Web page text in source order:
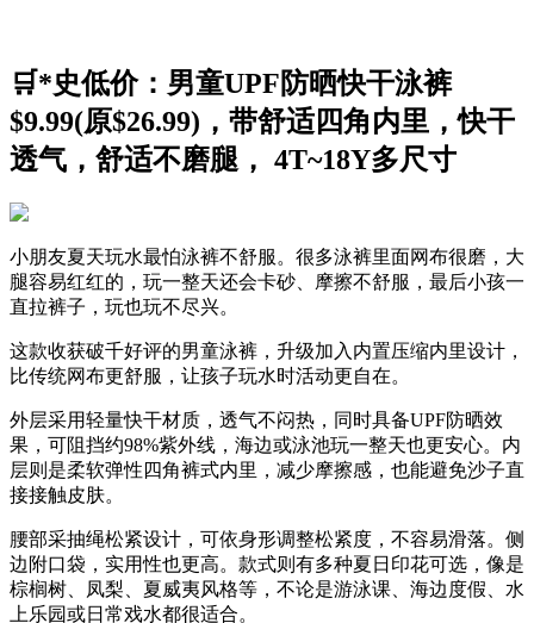
🛒*史低价：男童UPF防晒快干泳裤
$9.99(原$26.99)，带舒适四角内里，快干
透气，舒适不磨腿， 4T~18Y多尺寸
小朋友夏天玩水最怕泳裤不舒服。很多泳裤里面网布很磨，大
腿容易红红的，玩一整天还会卡砂、摩擦不舒服，最后小孩一
直拉裤子，玩也玩不尽兴。
这款收获破千好评的男童泳裤，升级加入内置压缩内里设计，
比传统网布更舒服，让孩子玩水时活动更自在。
外层采用轻量快干材质，透气不闷热，同时具备UPF防晒效
果，可阻挡约98%紫外线，海边或泳池玩一整天也更安心。内
层则是柔软弹性四角裤式内里，减少摩擦感，也能避免沙子直
接接触皮肤。
腰部采抽绳松紧设计，可依身形调整松紧度，不容易滑落。侧
边附口袋，实用性也更高。款式则有多种夏日印花可选，像是
棕榈树、凤梨、夏威夷风格等，不论是游泳课、海边度假、水
上乐园或日常戏水都很适合。